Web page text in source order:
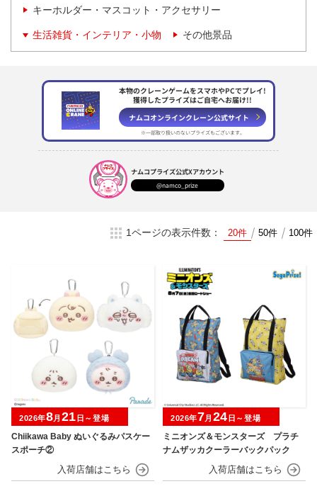
キーホルダー・マスコット・アクセサリー
生活雑貨・インテリア・小物 その他景品
本物のクレーンゲームをスマホやPCでプレイ!
獲得したプライズはご自宅へお届け!!
ナムコオンラインクレーン公式サイト
※一部取り扱いのないプライズもございます。
ナムコプライズ公式Xアカウント
@namco_prize
1ページの表示件数： 20件 50件 100件
Chiikawa Baby ぬいぐるみパスケー
スポーチ②
2026年8月 21 日～登場
ミニオンズ＆モンスターズ プラチ
ナムザッカクーラーバックパック
2026年7月 24 日～登場